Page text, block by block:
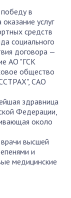
в
услуг
средств
социального
договора —
АО "ГСК
общество
САО
здравница
Федерации,
около
высшей
и
медицинские